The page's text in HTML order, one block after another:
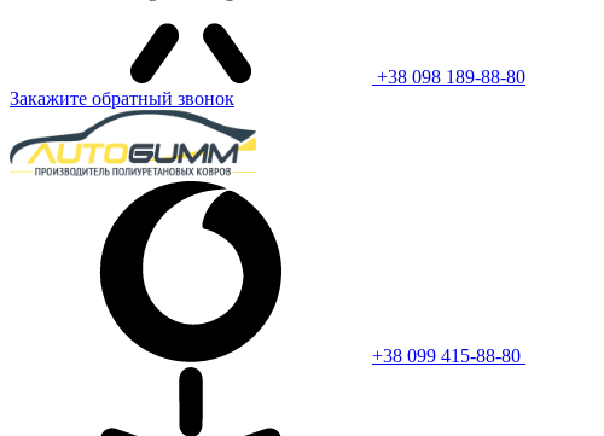
+38 098 189-88-80
Закажите обратный звонок
+38 099 415-88-80